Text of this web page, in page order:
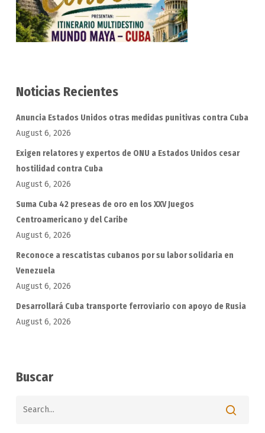
Noticias Recientes
Anuncia Estados Unidos otras medidas punitivas contra Cuba
August 6, 2026
Exigen relatores y expertos de ONU a Estados Unidos cesar
hostilidad contra Cuba
August 6, 2026
Suma Cuba 42 preseas de oro en los XXV Juegos
Centroamericano y del Caribe
August 6, 2026
Reconoce a rescatistas cubanos por su labor solidaria en
Venezuela
August 6, 2026
Desarrollará Cuba transporte ferroviario con apoyo de Rusia
August 6, 2026
Buscar